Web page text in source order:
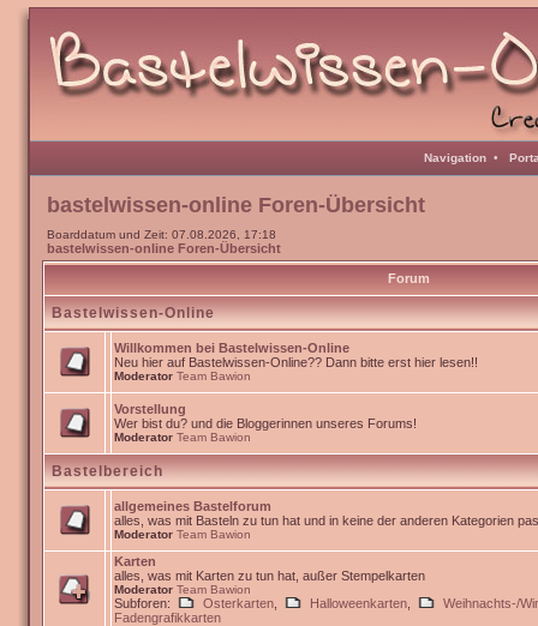
Navigation •
bastelwissen-online Foren-Übersicht
Boarddatum und Zeit: 07.08.2026, 17:18
bastelwissen-online Foren-Übersicht
Forum
Bastelwissen-Online
Willkommen bei Bastelwissen-Online
Neu hier auf Bastelwissen-Online?? Dann bitte erst hier lesen!!
Moderator Team Bawion
Vorstellung
Wer bist du? und die Bloggerinnen unseres Forums!
Moderator Team Bawion
Bastelbereich
allgemeines Bastelforum
alles, was mit Basteln zu tun hat und in keine der anderen Kategorien
Moderator Team Bawion
Karten
alles, was mit Karten zu tun hat, außer Stempelkarten
Moderator Team Bawion
Subforen: Osterkarten Halloweenkarten
Weihnachts-/
Fadengrafikkarten